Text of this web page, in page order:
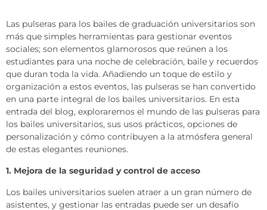
Las pulseras para los bailes de graduación universitarios son
más que simples herramientas para gestionar eventos
sociales; son elementos glamorosos que reúnen a los
estudiantes para una noche de celebración, baile y recuerdos
que duran toda la vida. Añadiendo un toque de estilo y
organización a estos eventos, las pulseras se han convertido
en una parte integral de los bailes universitarios. En esta
entrada del blog, exploraremos el mundo de las pulseras para
los bailes universitarios, sus usos prácticos, opciones de
personalización y cómo contribuyen a la atmósfera general
de estas elegantes reuniones.
1. Mejora de la seguridad y control de acceso
Los bailes universitarios suelen atraer a un gran número de
asistentes, y gestionar las entradas puede ser un desafío